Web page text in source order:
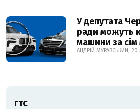
У депутата
ради можуть
машини за сім
АНДРІЙ МУРАВСЬКИЙ,
ГТС